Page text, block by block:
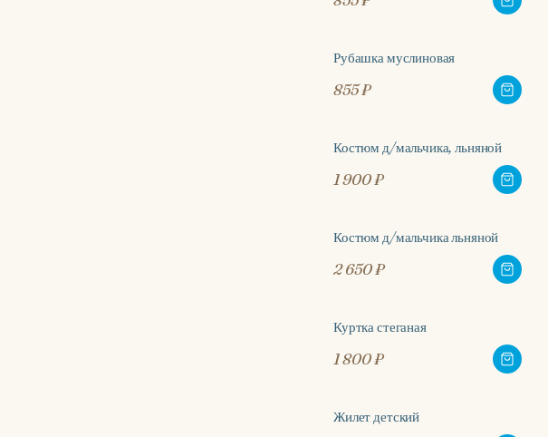
ХИТ
Рубашка муслиновая
855 ₽
Костюм д/мальчика, льняной
1 900 ₽
Костюм д/мальчика льняной
2 650 ₽
Куртка стеганая
1 800 ₽
-53%
Жилет детский